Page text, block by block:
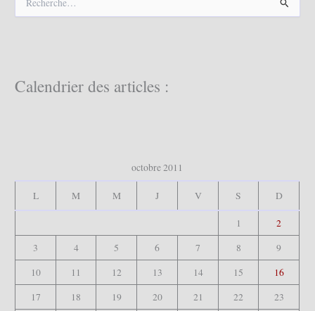
c
h
Calendrier des articles :
octobre 2011
L M M J V S D
1
2
3
4 5 6 7 8
9
10
11 12 13 14 15
16
17
18 19 20 21 22
23